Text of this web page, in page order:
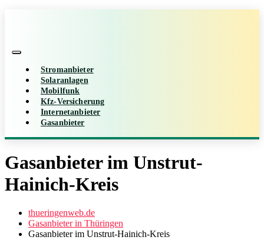
Stromanbieter
Solaranlagen
Mobilfunk
Kfz-Versicherung
Internetanbieter
Gasanbieter
Gasanbieter im Unstrut-
Hainich-Kreis
thueringenweb.de
Gasanbieter in Thüringen
Gasanbieter im Unstrut-Hainich-Kreis